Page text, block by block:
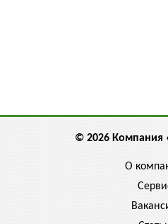
© 2026 Компания
О